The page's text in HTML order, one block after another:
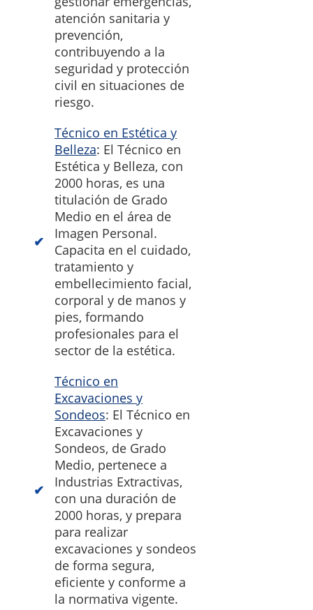
atención sanitaria y
prevención,
contribuyendo a la
seguridad y protección
civil en situaciones de
riesgo.
Técnico en Estética y
Belleza: El Técnico en
Estética y Belleza, con
2000 horas, es una
titulación de Grado
Medio en el área de
Imagen Personal.
Capacita en el cuidado,
tratamiento y
embellecimiento facial,
corporal y de manos y
pies, formando
profesionales para el
sector de la estética.
Técnico en
Excavaciones y
Sondeos: El Técnico en
Excavaciones y
Sondeos, de Grado
Medio, pertenece a
Industrias Extractivas,
con una duración de
2000 horas, y prepara
para realizar
excavaciones y sondeos
de forma segura,
eficiente y conforme a
la normativa vigente.